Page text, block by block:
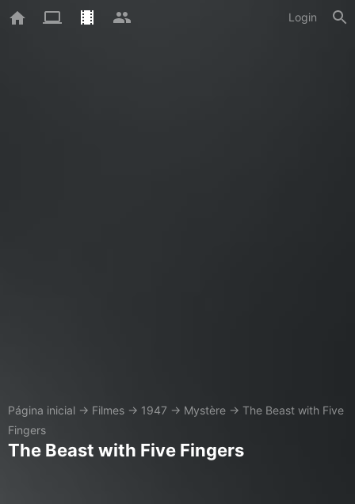
Login
Página inicial → Filmes → 1947 → Mystère → The Beast with Five
Fingers
The Beast with Five Fingers